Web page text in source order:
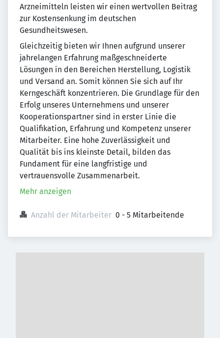
Arzneimitteln leisten wir einen wertvollen Beitrag
zur Kostensenkung im deutschen
Gesundheitswesen.
Gleichzeitig bieten wir Ihnen aufgrund unserer
jahrelangen Erfahrung maßgeschneiderte
Lösungen in den Bereichen Herstellung, Logistik
und Versand an. Somit können Sie sich auf Ihr
Kerngeschäft konzentrieren. Die Grundlage für den
Erfolg unseres Unternehmens und unserer
Kooperationspartner sind in erster Linie die
Qualifikation, Erfahrung und Kompetenz unserer
Mitarbeiter. Eine hohe Zuverlässigkeit und
Qualität bis ins kleinste Detail, bilden das
Fundament für eine langfristige und
vertrauensvolle Zusammenarbeit.
Mehr anzeigen
Anzahl der Mitarbeiter 0 - 5 Mitarbeitende